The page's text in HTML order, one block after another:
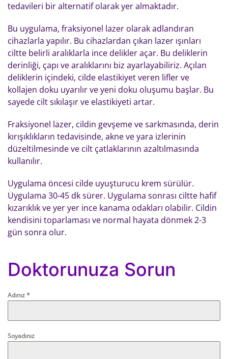
tedavileri bir alternatif olarak yer almaktadır.
Bu uygulama, fraksiyonel lazer olarak adlandıran
cihazlarla yapılır. Bu cihazlardan çıkan lazer ışınları
ciltte belirli aralıklarla ince delikler açar. Bu deliklerin
derinliği, çapı ve aralıklarını biz ayarlayabiliriz. Açılan
deliklerin içindeki, cilde elastikiyet veren lifler ve
kollajen doku uyarılır ve yeni doku oluşumu başlar. Bu
sayede cilt sıkılaşır ve elastikiyeti artar.
Fraksiyonel lazer, cildin gevşeme ve sarkmasında, derin
kırışıklıkların tedavisinde, akne ve yara izlerinin
düzeltilmesinde ve cilt çatlaklarının azaltılmasında
kullanılır.
Uygulama öncesi cilde uyuşturucu krem sürülür.
Uygulama 30-45 dk sürer. Uygulama sonrası ciltte hafif
kızarıklık ve yer yer ince kanama odakları olabilir. Cildin
kendisini toparlaması ve normal hayata dönmek 2-3
gün sonra olur.
Doktorunuza Sorun
Adınız*
Soyadınız